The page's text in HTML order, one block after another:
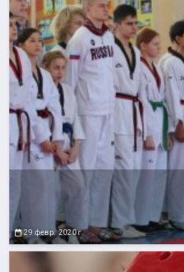
29 февр. 2020 г.